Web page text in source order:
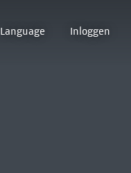
Language Inloggen